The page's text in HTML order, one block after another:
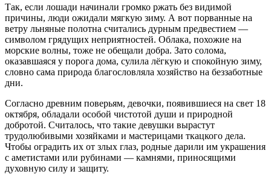
Так, если лошади начинали громко ржать без видимой
причины, люди ожидали мягкую зиму. А вот порванные на
ветру льняные полотна считались дурным предвестием —
символом грядущих неприятностей. Облака, похожие на
морские волны, тоже не обещали добра. Зато солома,
оказавшаяся у порога дома, сулила лёгкую и спокойную зиму,
словно сама природа благословляла хозяйство на беззаботные
дни.
Согласно древним поверьям, девочки, появившиеся на свет 18
октября, обладали особой чистотой души и природной
добротой. Считалось, что такие девушки вырастут
трудолюбивыми хозяйками и мастерицами ткацкого дела.
Чтобы оградить их от злых глаз, родные дарили им украшения
с аметистами или рубинами — камнями, приносящими
духовную силу и защиту.